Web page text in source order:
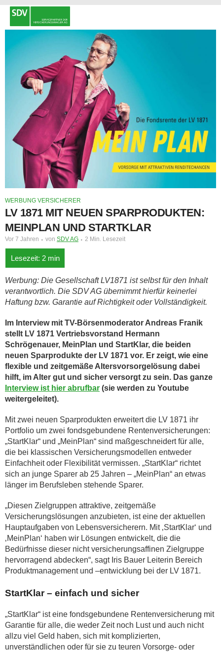
WERBUNG VERSICHERER
LV 1871 MIT NEUEN SPARPRODUKTEN:
MEINPLAN UND STARTKLAR
Vor 7 Jahren von SDV AG 2 Min. Lesezeit
Werbung: Die Gesellschaft LV1871 ist selbst für den Inhalt
verantwortlich. Die SDV AG übernimmt hierfür keinerlei
Haftung bzw. Garantie auf Richtigkeit oder Vollständigkeit.
Im Interview mit TV-Börsenmoderator Andreas Franik
stellt LV 1871 Vertriebsvorstand Hermann
Schrögenauer, MeinPlan und StartKlar, die beiden
neuen Sparprodukte der LV 1871 vor. Er zeigt, wie eine
flexible und zeitgemäße Altersvorsorgelösung dabei
hilft, im Alter gut und sicher versorgt zu sein. Das ganze
Interview ist hier abrufbar (sie werden zu Youtube
weitergeleitet).
Mit zwei neuen Sparprodukten erweitert die LV 1871 ihr
Portfolio um zwei fondsgebundene Rentenversicherungen:
„StartKlar“ und „MeinPlan“ sind maßgeschneidert für alle,
die bei klassischen Versicherungsmodellen entweder
Einfachheit oder Flexibilität vermissen. „StartKlar“ richtet
sich an junge Sparer ab 25 Jahren – „MeinPlan“ an etwas
länger im Berufsleben stehende Sparer.
„Diesen Zielgruppen attraktive, zeitgemäße
Versicherungslösungen anzubieten, ist eine der aktuellen
Hauptaufgaben von Lebensversicherern. Mit ‚StartKlar‘ und
‚MeinPlan‘ haben wir Lösungen entwickelt, die die
Bedürfnisse dieser nicht versicherungsaffinen Zielgruppe
hervorragend abdecken“, sagt Iris Bauer Leiterin Bereich
Produktmanagement und –entwicklung bei der LV 1871.
StartKlar – einfach und sicher
„StartKlar“ ist eine fondsgebundene Rentenversicherung mit
Garantie für alle, die weder Zeit noch Lust und auch nicht
allzu viel Geld haben, sich mit komplizierten,
unverständlichen oder für sie zu teuren Vorsorge- oder